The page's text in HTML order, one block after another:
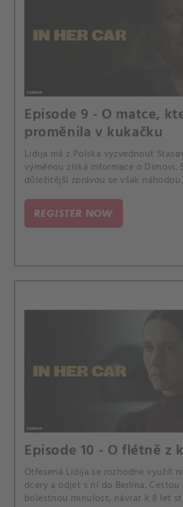
Episode 9 - O matce,
proměnila v kukačku
Lidija má z Polska vyzvednout
výměnou získá informace o Dimovi.
důležitější zprávou se však náhodou
Luhansku ve stejný den jako Lidijina
REGISTER NOW
Episode 10 - O flétně z
Otřesená Lidija se rozhodne využít
dcery a odjet s ní do Berlína.
bolestnou minulost, návrat k 8 let